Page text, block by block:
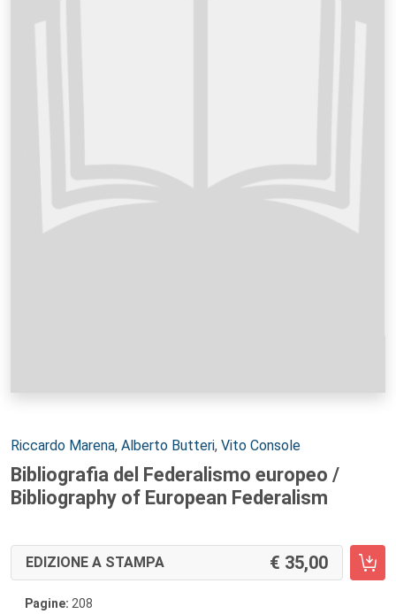
Autori:
Riccardo Marena, Alberto Butteri, Vito Console
Bibliografia del Federalismo europeo /
Bibliography of European Federalism
EDIZIONE A STAMPA 35,00
Pagine: 208